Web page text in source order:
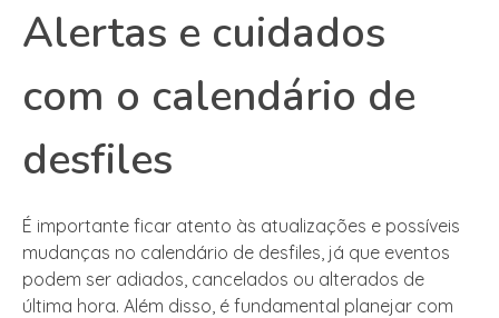
Alertas e cuidados
com o calendário de
desfiles
É importante ficar atento às atualizações e possíveis
mudanças no calendário de desfiles, já que eventos
podem ser adiados, cancelados ou alterados de
última hora. Além disso, é fundamental planejar com